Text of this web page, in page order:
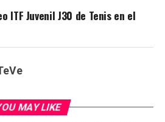
ITF Juvenil J30 de Tenis en el
MAY LIKE